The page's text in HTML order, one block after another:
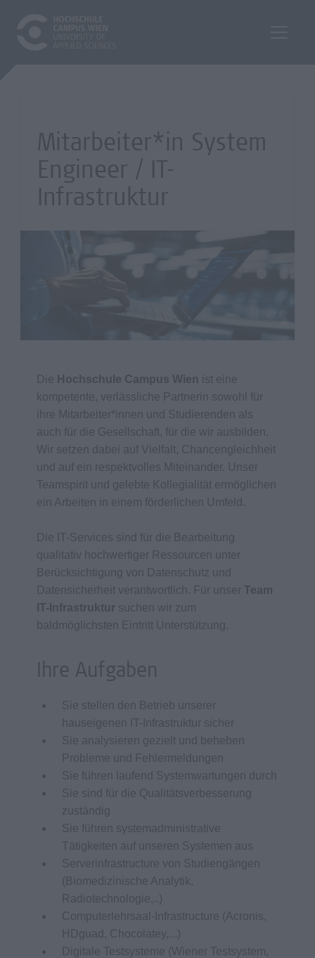
Mitarbeiter*in System
Engineer / IT-
Infrastruktur
Die Hochschule Campus Wien
ist eine
kompetente, verlässliche Partnerin sowohl für
ihre Mitarbeiter*innen und Studierenden als
auch für die Gesellschaft, für die wir ausbilden.
Wir setzen dabei auf Vielfalt, Chancengleichheit
und auf ein respektvolles Miteinander. Unser
Teamspirit und gelebte Kollegialität ermöglichen
ein Arbeiten in einem förderlichen Umfeld.
Die IT-Services sind für die Bearbeitung
qualitativ hochwertiger Ressourcen unter
Berücksichtigung von Datenschutz und
Datensicherheit verantwortlich. Für unser Team
IT-Infrastruktur suchen wir zum
baldmöglichsten Eintritt Unterstützung.
Ihre Aufgaben
Sie stellen den Betrieb unserer
hauseigenen IT-Infrastruktur sicher
Sie analysieren gezielt und beheben
Probleme und Fehlermeldungen
Sie führen laufend Systemwartungen durch
Sie sind für die Qualitätsverbesserung
zuständig
Sie führen systemadministrative
Tätigkeiten auf unseren Systemen aus
Serverinfrastructure von Studiengängen
(Biomedizinische Analytik,
Radiotechnologie,..)
Computerlehrsaal-Infrastructure (Acronis,
HDguad, Chocolatey,...)
Digitale Testsysteme (Wiener Testsystem,